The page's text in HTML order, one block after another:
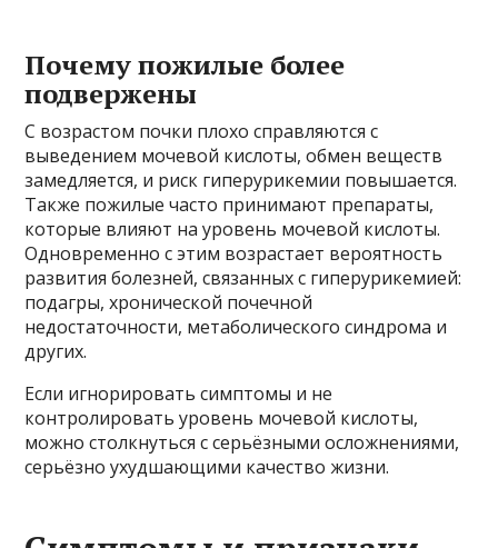
Почему пожилые более
подвержены
С возрастом почки плохо справляются с
выведением мочевой кислоты, обмен веществ
замедляется, и риск гиперурикемии повышается.
Также пожилые часто принимают препараты,
которые влияют на уровень мочевой кислоты.
Одновременно с этим возрастает вероятность
развития болезней, связанных с гиперурикемией:
подагры, хронической почечной
недостаточности, метаболического синдрома и
других.
Если игнорировать симптомы и не
контролировать уровень мочевой кислоты,
можно столкнуться с серьёзными осложнениями,
серьёзно ухудшающими качество жизни.